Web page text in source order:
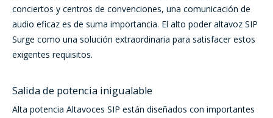
conciertos y centros de convenciones, una comunicación de
audio eficaz es de suma importancia. El alto poderaltavoz SIP
Surge como una solución extraordinaria para satisfacer estos
exigentes requisitos.
Salida de potencia inigualable
Alta potencia Altavoces SIP están diseñados con importantes